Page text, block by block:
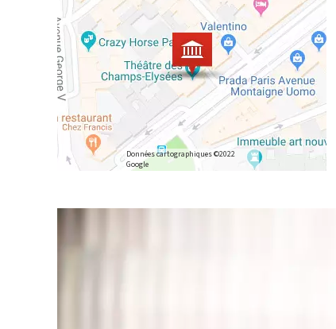
Données cartographiques ©2022
Google